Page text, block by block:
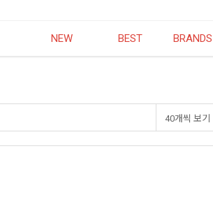
NEW BEST BRANDS